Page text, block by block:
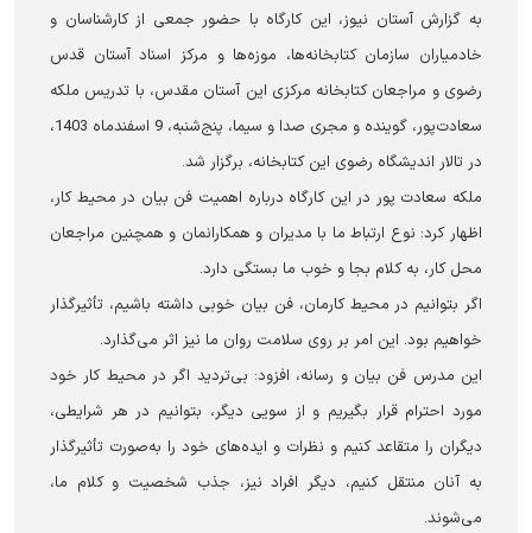
به گزارش آستان نیوز، این کارگاه با حضور جمعی از کارشناسان و
خادمیاران سازمان کتابخانه‌ها، موزه‌ها و مرکز اسناد آستان قدس
رضوی و مراجعان کتابخانه مرکزی این آستان مقدس، با تدریس ملکه
سعادت‌پور، گوینده و مجری صدا و سیما، پنج‌شنبه، 9 اسفندماه 1403،
در تالار اندیشگاه رضوی این کتابخانه، برگزار شد.
ملکه سعادت پور در این کارگاه درباره اهمیت فن بیان در محیط کار،
اظهار کرد: نوع ارتباط ما با مدیران و همکارانمان و همچنین مراجعان
محل کار، به کلام بجا و خوب ما بستگی دارد.
اگر بتوانیم در محیط کارمان، فن بیان خوبی داشته باشیم، تأثیرگذار
خواهیم بود. این امر بر روی سلامت روان ما نیز اثر می‌گذارد.
این مدرس فن بیان و رسانه، افزود: بی‌تردید اگر در محیط کار خود
مورد احترام قرار بگیریم و از سویی دیگر، بتوانیم در هر شرایطی،
دیگران را متقاعد کنیم و نظرات و ایده‌های خود را به‌صورت تأثیرگذار
به آنان منتقل کنیم، دیگر افراد نیز، جذب شخصیت و کلام ما،
می‌شوند.